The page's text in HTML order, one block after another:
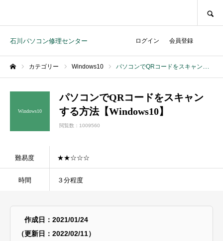
石川パソコン修理センター ログイン 会員登録
カテゴリー Windows10 パソコンでQRコードをスキャンする方法【Windows10】
Windows10
パソコンでQRコードをスキャン
する方法【Windows10】
閲覧数：1009560
難易度 ★★☆☆☆
時間 ３分程度
作成日：2021/01/24
（更新日：2022/02/11）